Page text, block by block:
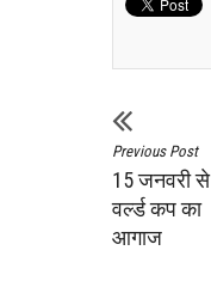
Previous Post
15 जनवरी से
वर्ल्ड कप का
आगाज